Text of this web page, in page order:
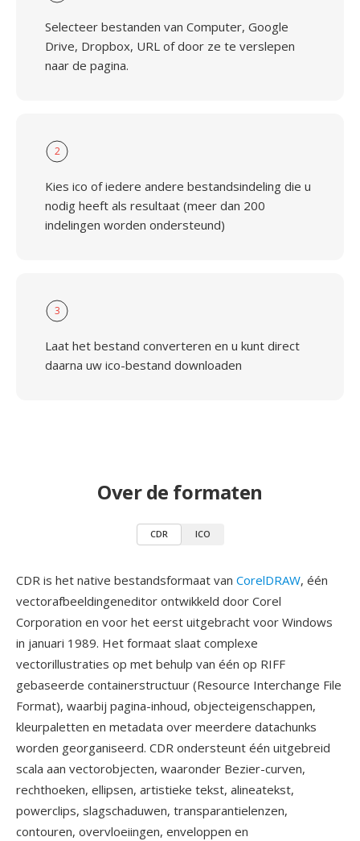
Selecteer bestanden van Computer, Google
Drive, Dropbox, URL of door ze te verslepen
naar de pagina.
2
Kies ico of iedere andere bestandsindeling die u
nodig heeft als resultaat (meer dan 200
indelingen worden ondersteund)
3
Laat het bestand converteren en u kunt direct
daarna uw ico-bestand downloaden
Over de formaten
CDR ICO
CDR is het native bestandsformaat van CorelDRAW, één
vectorafbeeldingeneditor ontwikkeld door Corel
Corporation en voor het eerst uitgebracht voor Windows
in januari 1989. Het formaat slaat complexe
vectorillustraties op met behulp van één op RIFF
gebaseerde containerstructuur (Resource Interchange File
Format), waarbij pagina-inhoud, objecteigenschappen,
kleurpaletten en metadata over meerdere datachunks
worden georganiseerd. CDR ondersteunt één uitgebreid
scala aan vectorobjecten, waaronder Bezier-curven,
rechthoeken, ellipsen, artistieke tekst, alineatekst,
powerclips, slagschaduwen, transparantielenzen,
contouren, overvloeiingen, enveloppen en